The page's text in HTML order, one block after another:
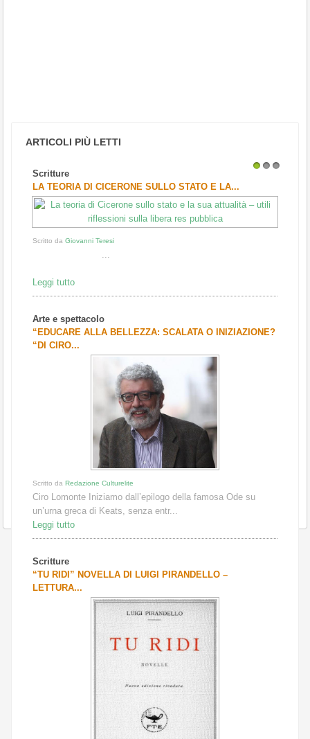
ARTICOLI PIÙ LETTI
Scritture
LA TEORIA DI CICERONE SULLO STATO E LA...
Scritto da Giovanni Teresi
...
Leggi tutto
Arte e spettacolo
“EDUCARE ALLA BELLEZZA: SCALATA O INIZIAZIONE?
“DI CIRO...
Scritto da Redazione Culturelite
Ciro Lomonte Iniziamo dall’epilogo della famosa Ode su
un’urna greca di Keats, senza entr...
Leggi tutto
Scritture
“TU RIDI” NOVELLA DI LUIGI PIRANDELLO –
LETTURA...